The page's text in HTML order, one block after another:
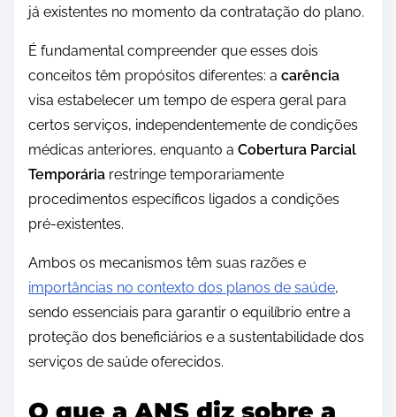
já existentes no momento da contratação do plano.
É fundamental compreender que esses dois
conceitos têm propósitos diferentes: a carência
visa estabelecer um tempo de espera geral para
certos serviços, independentemente de condições
médicas anteriores, enquanto a Cobertura Parcial
Temporária restringe temporariamente
procedimentos específicos ligados a condições
pré-existentes.
Ambos os mecanismos têm suas razões e
importâncias no contexto dos planos de saúde,
sendo essenciais para garantir o equilíbrio entre a
proteção dos beneficiários e a sustentabilidade dos
serviços de saúde oferecidos.